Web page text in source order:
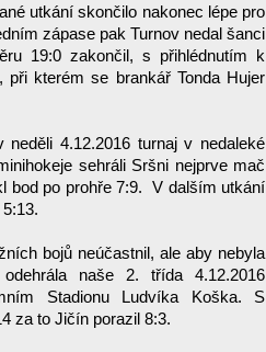
utkání skončilo nakonec lépe pro
zápase pak Turnov nedal šanci
19:0 zakončil, s přihlédnutím k
při kterém se brankář Tonda Hujer
4.12.2016 turnaj v nedaleké
sehráli Sršni nejprve mač
bod po prohře 7:9. V dalším utkání
bojů neúčastnil, ale aby nebyla
naše 2. třída 4.12.2016
Stadionu Ludvíka Koška. S
za to Jičín porazil 8:3.